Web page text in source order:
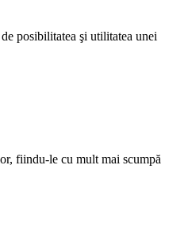
posibilitatea şi utilitatea unei
fiindu-le cu mult mai scumpă